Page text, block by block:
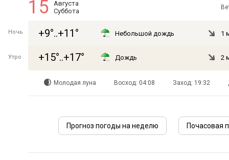
15
Августа
Суббота
Ночь +9°..+11° Небольшой дождь 1
Утро +15°..+17° Дождь 2
Молодая луна Восход: 04:08 Заход: 19:32
Прогноз погоды на неделю Почасовая